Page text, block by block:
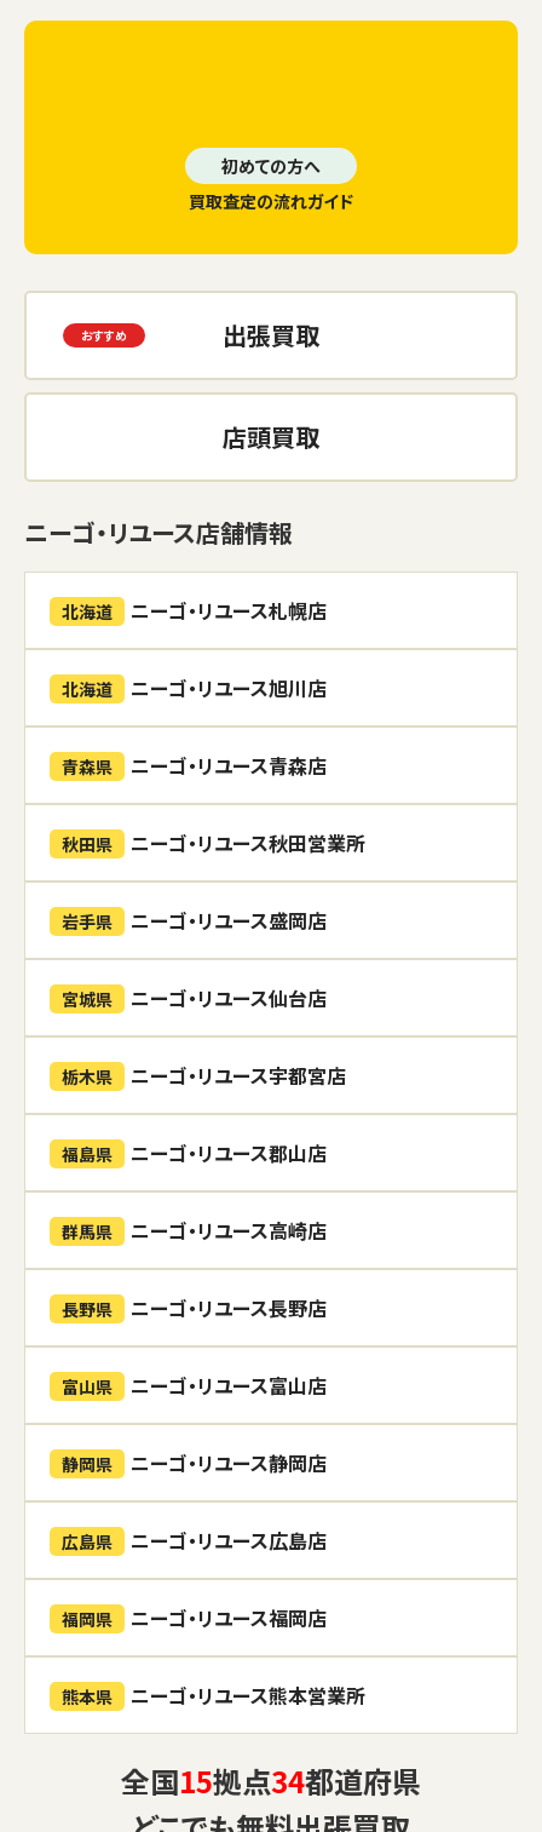
初めての方へ
買取査定の流れガイド
出張買取
店頭買取
ニーゴ・リユース店舗情報
北海道 ニーゴ・リユース札幌店
北海道 ニーゴ・リユース旭川店
青森県 ニーゴ・リユース青森店
秋田県 ニーゴ・リユース秋田営業所
岩手県 ニーゴ・リユース盛岡店
宮城県 ニーゴ・リユース仙台店
栃木県 ニーゴ・リユース宇都宮店
福島県 ニーゴ・リユース郡山店
群馬県 ニーゴ・リユース高崎店
長野県 ニーゴ・リユース長野店
富山県 ニーゴ・リユース富山店
静岡県 ニーゴ・リユース静岡店
広島県 ニーゴ・リユース広島店
福岡県 ニーゴ・リユース福岡店
熊本県 ニーゴ・リユース熊本営業所
全国15拠点34都道府県